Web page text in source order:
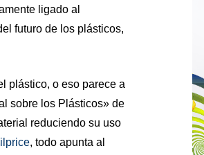
ligado al
futuro de los plásticos,
plástico, o eso parece a
sobre los Plásticos» de
reduciendo su uso
, todo apunta al